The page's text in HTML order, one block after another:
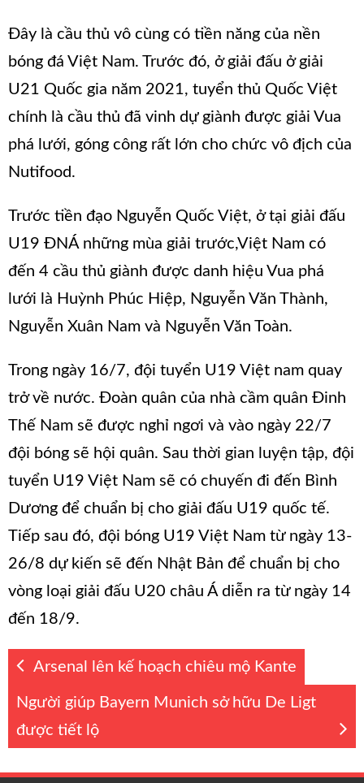
Đây là cầu thủ vô cùng có tiền năng của nền
bóng đá Việt Nam. Trước đó, ở giải đấu ở giải
U21 Quốc gia năm 2021, tuyển thủ Quốc Việt
chính là cầu thủ đã vinh dự giành được giải Vua
phá lưới, góng công rất lớn cho chức vô địch của
Nutifood.
Trước tiền đạo Nguyễn Quốc Việt, ở tại giải đấu
U19 ĐNÁ những mùa giải trước,Việt Nam có
đến 4 cầu thủ giành được danh hiệu Vua phá
lưới là Huỳnh Phúc Hiệp, Nguyễn Văn Thành,
Nguyễn Xuân Nam và Nguyễn Văn Toàn.
Trong ngày 16/7, đội tuyển U19 Việt nam quay
trở về nước. Đoàn quân của nhà cầm quân Đinh
Thế Nam sẽ được nghỉ ngơi và vào ngày 22/7
đội bóng sẽ hội quân. Sau thời gian luyện tập, đội
tuyển U19 Việt Nam sẽ có chuyến đi đến Bình
Dương để chuẩn bị cho giải đấu U19 quốc tế.
Tiếp sau đó, đội bóng U19 Việt Nam từ ngày 13-
26/8 dự kiến sẽ đến Nhật Bản để chuẩn bị cho
vòng loại giải đấu U20 châu Á diễn ra từ ngày 14
đến 18/9.
Arsenal lên kế hoạch chiêu mộ Kante
Người giúp Bayern Munich sở hữu De Ligt
được tiết lộ